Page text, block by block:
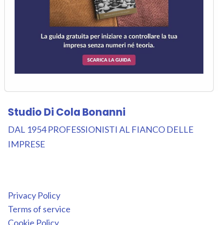
Studio Di Cola Bonanni
DAL 1954 PROFESSIONISTI AL FIANCO DELLE
IMPRESE
Privacy Policy
Terms of service
Cookie Policy